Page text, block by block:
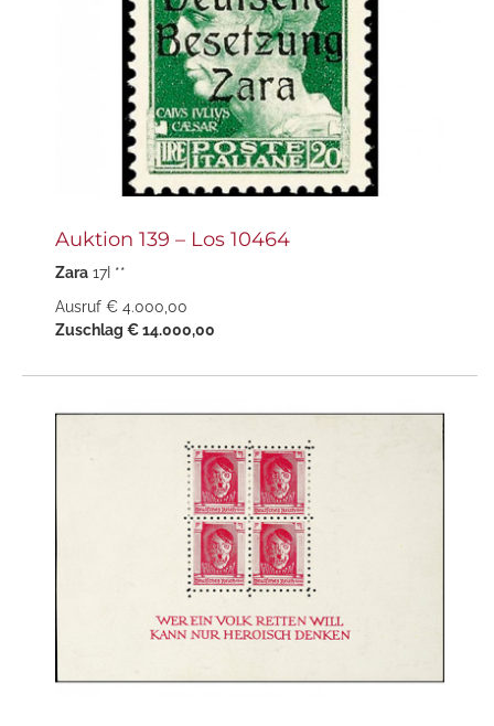
Auktion 139 – Los 10464
Zara 17I **
Ausruf € 4.000,00
Zuschlag € 14.000,00